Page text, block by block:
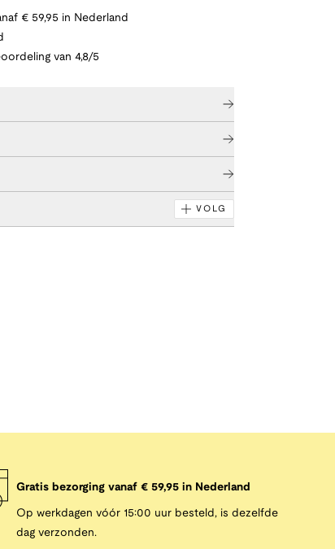
€ 59,95 in Nederland
van 4,8/5
VOLG
Gratis bezorging vanaf € 59,95 in Nederland
Op werkdagen vóór 15:00 uur besteld, is dezelfde
dag verzonden.